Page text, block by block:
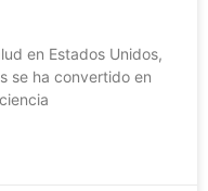
en Estados Unidos,
se ha convertido en